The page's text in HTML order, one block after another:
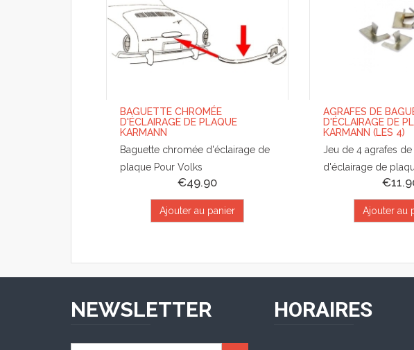
BAGUETTE CHROMÉE
D'ÉCLAIRAGE DE PLAQUE
KARMANN
Baguette chromée d'éclairage de
plaque Pour Volks
€49.90
Ajouter au panier
AGRAFES DE
D'ÉCLAIRAGE DE
KARMANN (LES 4)
Jeu de 4 agrafes
d'éclairage de
Ajouter au
NEWSLETTER HORAIRES